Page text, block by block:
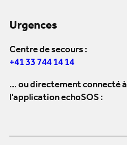
Urgences
Centre de secours :
+41 33 744 14 14
... ou directement connecté à
l'application echoSOS :